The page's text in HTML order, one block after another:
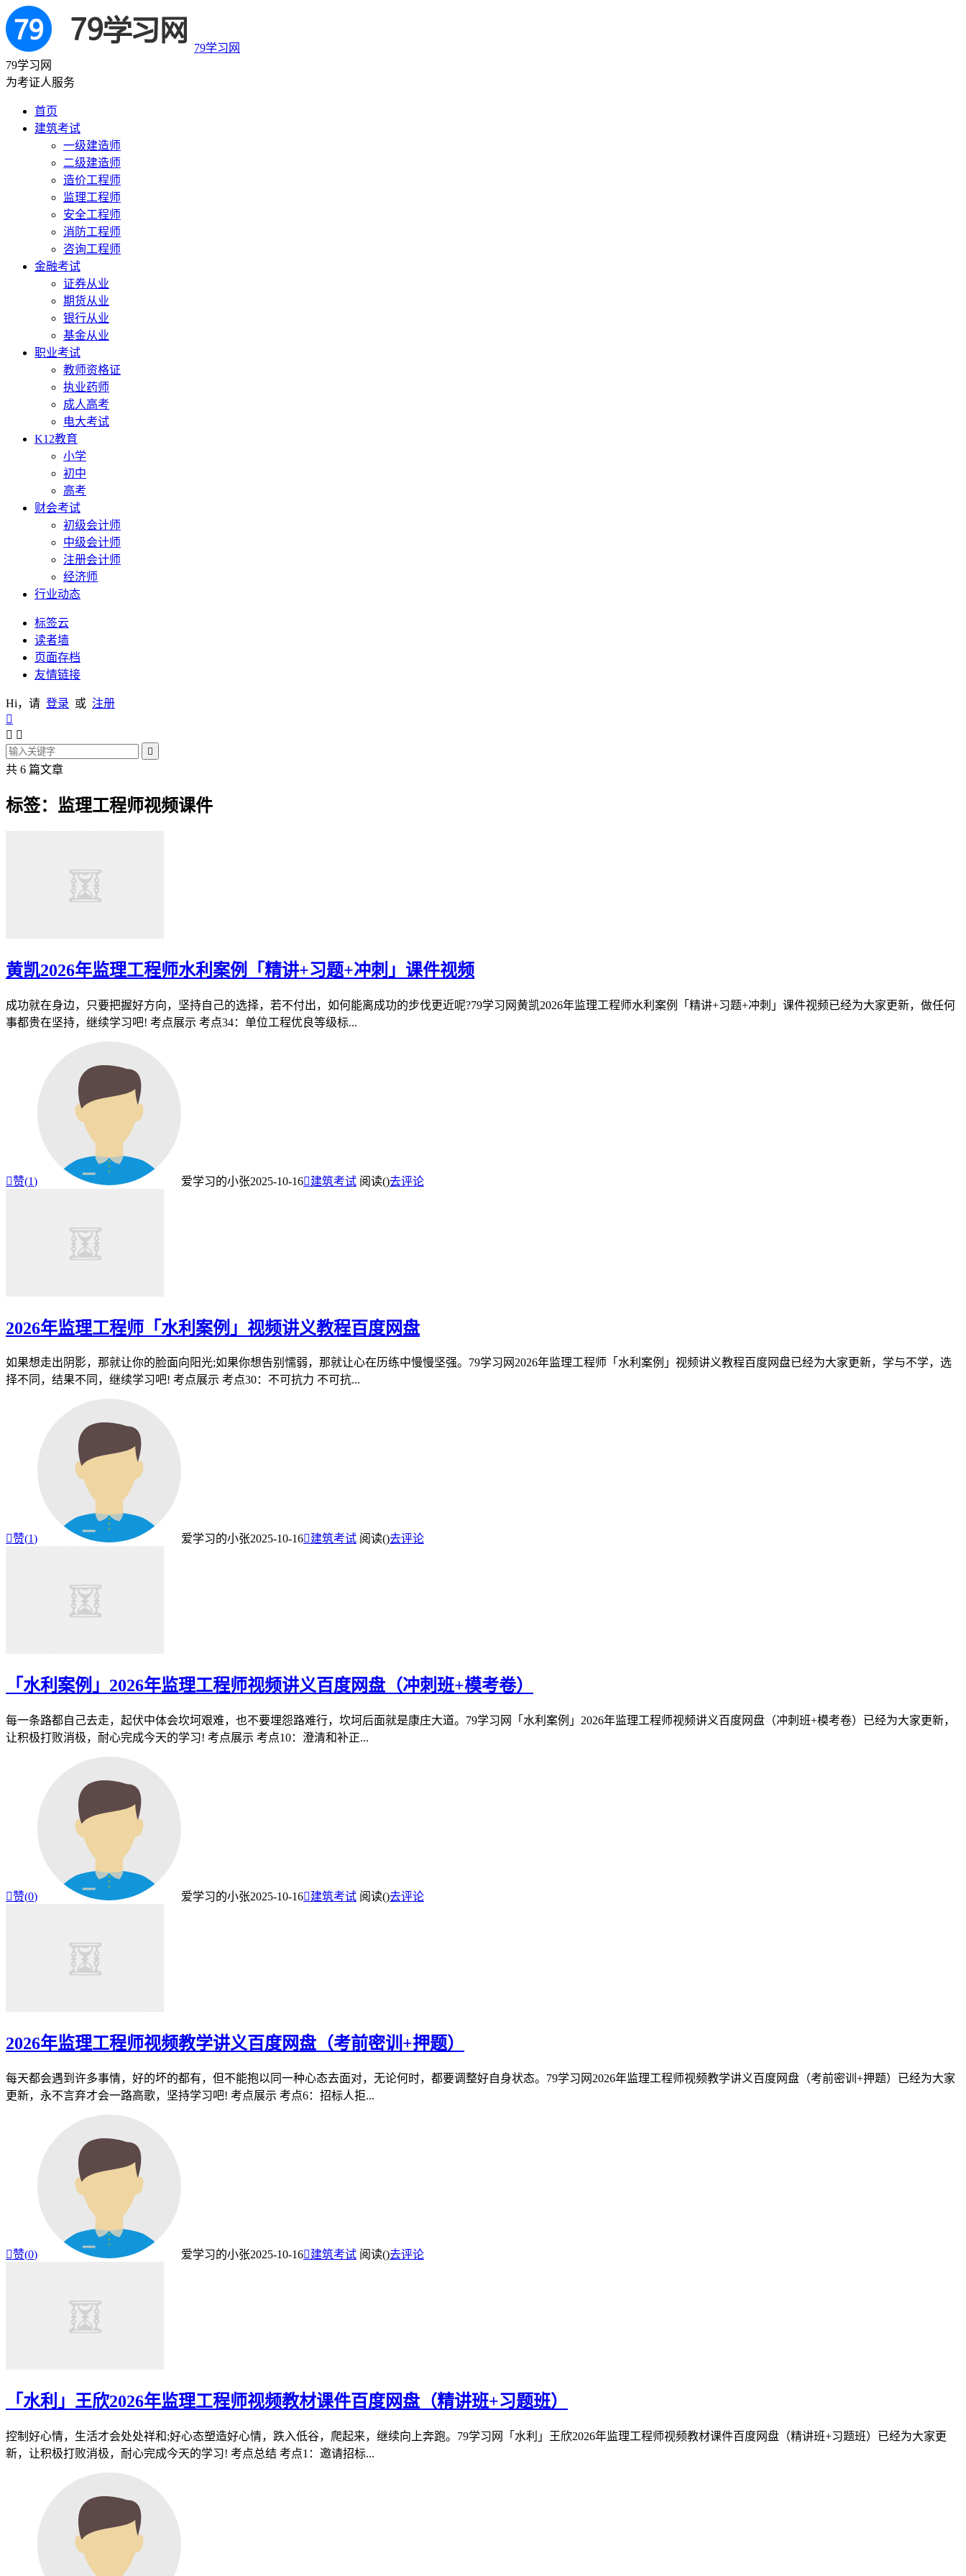
79学习网
79学习网
为考证人服务
首页
建筑考试
一级建造师
二级建造师
造价工程师
监理工程师
安全工程师
消防工程师
咨询工程师
金融考试
证券从业
期货从业
银行从业
基金从业
职业考试
教师资格证
执业药师
成人高考
电大考试
K12教育
小学
初中
高考
财会考试
初级会计师
中级会计师
注册会计师
经济师
行业动态
标签云
读者墙
页面存档
友情链接
Hi，请 登录 或 注册

 

共 6 篇文章
标签：监理工程师视频课件
黄凯2026年监理工程师水利案例「精讲+习题+冲刺」课件视频
成功就在身边，只要把握好方向，坚持自己的选择，若不付出，如何能离成功的步伐更近呢?79学习网黄凯2026年监理工程师水利案例「精讲+习题+冲刺」课件视频已经为大家更新，做任何
事都贵在坚持，继续学习吧! 考点展示 考点34：单位工程优良等级标...
赞(1) 爱学习的小张2025-10-16建筑考试 阅读()去评论
2026年监理工程师「水利案例」视频讲义教程百度网盘
如果想走出阴影，那就让你的脸面向阳光;如果你想告别懦弱，那就让心在历练中慢慢坚强。79学习网2026年监理工程师「水利案例」视频讲义教程百度网盘已经为大家更新，学与不学，选
择不同，结果不同，继续学习吧! 考点展示 考点30：不可抗力 不可抗...
赞(1) 爱学习的小张2025-10-16建筑考试 阅读()去评论
「水利案例」2026年监理工程师视频讲义百度网盘（冲刺班+模考卷）
每一条路都自己去走，起伏中体会坎坷艰难，也不要埋怨路难行，坎坷后面就是康庄大道。79学习网「水利案例」2026年监理工程师视频讲义百度网盘（冲刺班+模考卷）已经为大家更新，
让积极打败消极，耐心完成今天的学习! 考点展示 考点10：澄清和补正...
赞(0) 爱学习的小张2025-10-16建筑考试 阅读()去评论
2026年监理工程师视频教学讲义百度网盘（考前密训+押题）
每天都会遇到许多事情，好的坏的都有，但不能抱以同一种心态去面对，无论何时，都要调整好自身状态。79学习网2026年监理工程师视频教学讲义百度网盘（考前密训+押题）已经为大家
更新，永不言弃才会一路高歌，坚持学习吧! 考点展示 考点6：招标人拒...
赞(0) 爱学习的小张2025-10-16建筑考试 阅读()去评论
「水利」王欣2026年监理工程师视频教材课件百度网盘（精讲班+习题班）
控制好心情，生活才会处处祥和;好心态塑造好心情，跌入低谷，爬起来，继续向上奔跑。79学习网「水利」王欣2026年监理工程师视频教材课件百度网盘（精讲班+习题班）已经为大家更
新，让积极打败消极，耐心完成今天的学习! 考点总结 考点1：邀请招标...